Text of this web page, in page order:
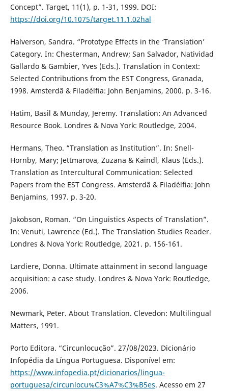
Concept”. Target, 11(1), p. 1-31, 1999. DOI:
https://doi.org/10.1075/target.11.1.02hal
Halverson, Sandra. “Prototype Effects in the ‘Translation’
Category. In: Chesterman, Andrew; San Salvador, Natividad
Gallardo & Gambier, Yves (Eds.). Translation in Context:
Selected Contributions from the EST Congress, Granada,
1998. Amsterdã & Filadélfia: John Benjamins, 2000. p. 3-16.
Hatim, Basil & Munday, Jeremy. Translation: An Advanced
Resource Book. Londres & Nova York: Routledge, 2004.
Hermans, Theo. “Translation as Institution”. In: Snell-
Hornby, Mary; Jettmarova, Zuzana & Kaindl, Klaus (Eds.).
Translation as Intercultural Communication: Selected
Papers from the EST Congress. Amsterdã & Filadélfia: John
Benjamins, 1997. p. 3-20.
Jakobson, Roman. “On Linguistics Aspects of Translation”.
In: Venuti, Lawrence (Ed.). The Translation Studies Reader.
Londres & Nova York: Routledge, 2021. p. 156-161.
Lardiere, Donna. Ultimate attainment in second language
acquisition: a case study. Londres & Nova York: Routledge,
2006.
Newmark, Peter. About Translation. Clevedon: Multilingual
Matters, 1991.
Porto Editora. “Circunlocução”. 27/08/2023. Dicionário
Infopédia da Língua Portuguesa. Disponível em:
https://www.infopedia.pt/dicionarios/lingua-
portuguesa/circunlocu%C3%A7%C3%B5es. Acesso em 27